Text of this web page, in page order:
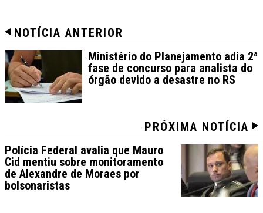
NOTÍCIA ANTERIOR
Ministério do Planejamento adia 2ª
fase de concurso para analista do
órgão devido a desastre no RS
PRÓXIMA NOTÍCIA
Polícia Federal avalia que Mauro
Cid mentiu sobre monitoramento
de Alexandre de Moraes por
bolsonaristas